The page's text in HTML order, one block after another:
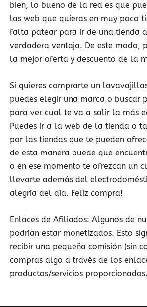
bien, lo bueno de la red es que
las web que quieras en muy poco
falta patear para ir de una tienda
verdadera ventaja. De este modo,
la mejor oferta y descuento de la
Si quieres comprarte un
puedes elegir una marca o buscar
para ver cual te va a salir la más
Puedes ir a la web de la tienda o
por las tiendas que te pueden
de esta manera puede que
o en ese momento te ofrezcan un
llevarte además del
alegría del día. Feliz compra!
Enlaces de Afiliados: Algunos de
podrían estar monetizados. Esto
recibir una pequeña comisión (sin
compras algo a través de los
productos/servicios proporcionados.